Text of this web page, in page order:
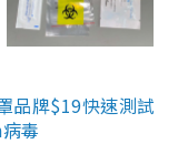
品牌$19快速測試
毒